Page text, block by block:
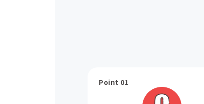
Point 01